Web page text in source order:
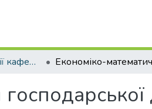
Наукові публікації кафедри ЕП